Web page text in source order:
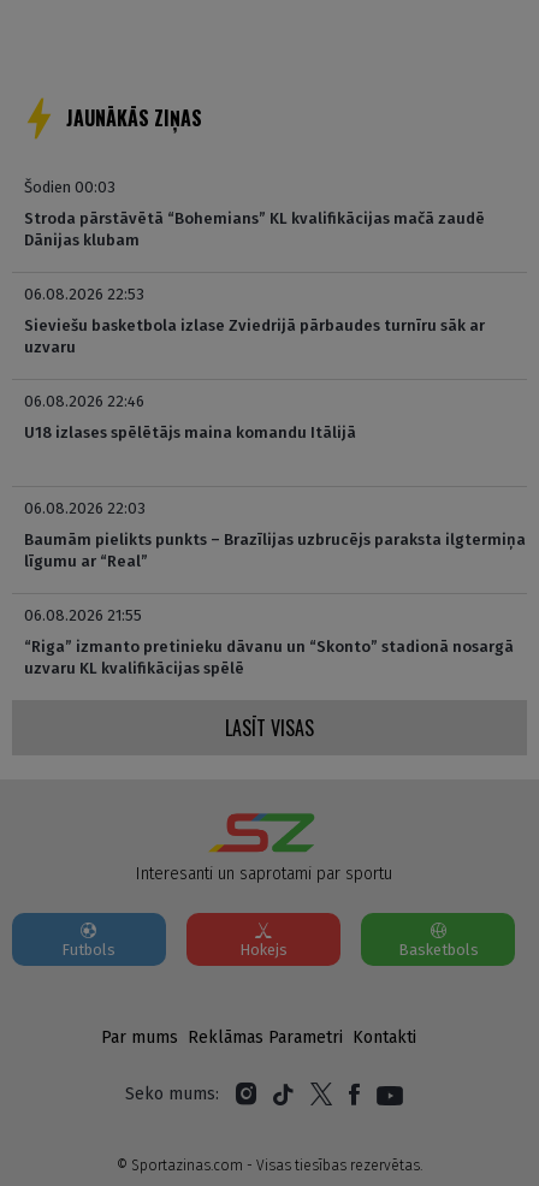
JAUNĀKĀS ZIŅAS
Šodien 00:03
Stroda pārstāvētā “Bohemians” KL kvalifikācijas mačā zaudē
Dānijas klubam
06.08.2026 22:53
Sieviešu basketbola izlase Zviedrijā pārbaudes turnīru sāk ar
uzvaru
06.08.2026 22:46
U18 izlases spēlētājs maina komandu Itālijā
06.08.2026 22:03
Baumām pielikts punkts – Brazīlijas uzbrucējs paraksta ilgtermiņa
līgumu ar “Real”
06.08.2026 21:55
“Riga” izmanto pretinieku dāvanu un “Skonto” stadionā nosargā
uzvaru KL kvalifikācijas spēlē
LASĪT VISAS
Interesanti un saprotami par sportu
Futbols Hokejs Basketbols
Par mums Reklāmas Parametri Kontakti
Seko mums:
© Sportazinas.com - Visas tiesības rezervētas.